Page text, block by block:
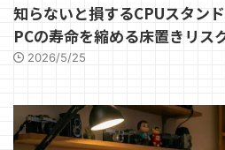
知らないと損するCPUスタン
PCの寿命を縮める床置きリス
2026/5/25